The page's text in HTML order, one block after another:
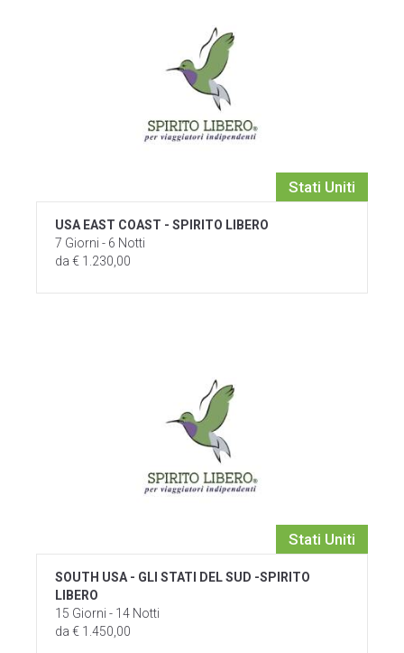
Stati Uniti
USA EAST COAST - SPIRITO LIBERO
7 Giorni - 6 Notti
da € 1.230,00
Stati Uniti
SOUTH USA - GLI STATI DEL SUD -SPIRITO
LIBERO
15 Giorni - 14 Notti
da € 1.450,00